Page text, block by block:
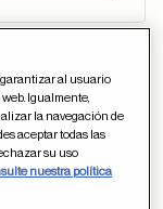
al usuario
Igualmente,
la navegación de
aceptar todas las
su uso
nuestra política